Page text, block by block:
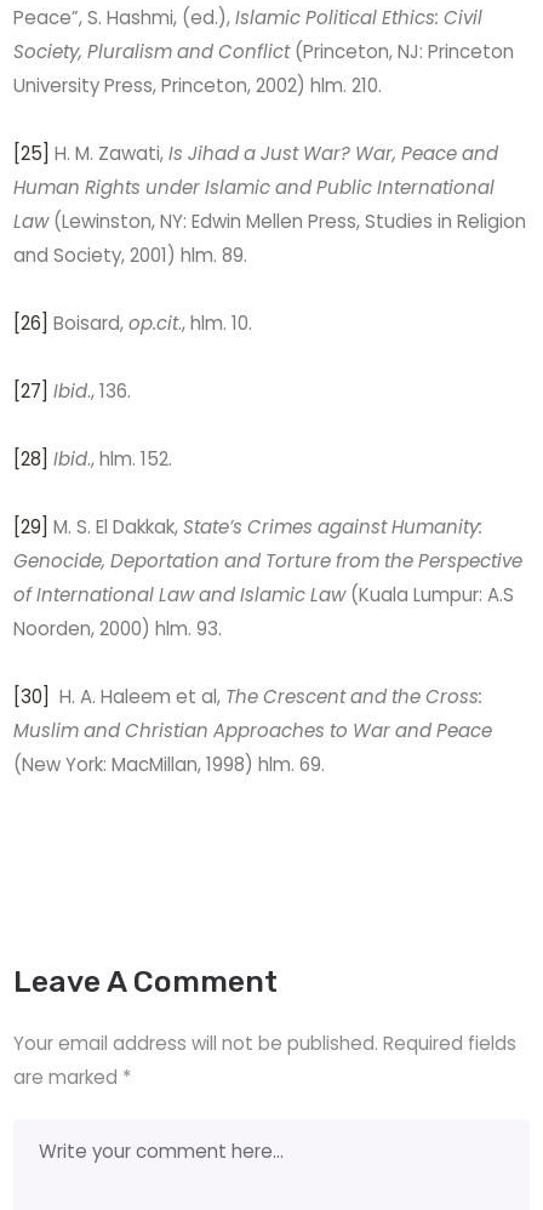
Peace”, S. Hashmi, (ed.),Islamic Political Ethics: Civil
Society, Pluralism and Conflict(Princeton, NJ: Princeton
University Press, Princeton, 2002) hlm. 210.
[25] H. M. Zawati,Is Jihad a Just War? War, Peace and
Human Rights under Islamic and Public International
Law(Lewinston, NY: Edwin Mellen Press, Studies in Religion
and Society, 2001) hlm. 89.
[26] Boisard,op.cit., hlm. 10.
[27] Ibid., 136.
[28] Ibid., hlm. 152.
[29] M. S. El Dakkak,State’s Crimes against Humanity:
Genocide, Deportation and Torture from the Perspective
of International Law and Islamic Law(Kuala Lumpur: A.S
Noorden, 2000) hlm. 93.
[30] H. A. Haleem et al, The Crescent and the Cross:
Muslim and Christian Approaches to War and Peace
(New York: MacMillan, 1998) hlm. 69.
Leave A Comment
Your email address will not be published. Required fields
are marked *